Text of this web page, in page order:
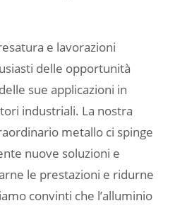
e lavorazioni
delle opportunità
sue applicazioni in
industriali. La nostra
metallo ci spinge
nuove soluzioni e
le prestazioni e ridurne
convinti che l’alluminio